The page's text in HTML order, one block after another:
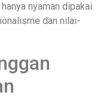
nyaman dipakai
dan nilai-